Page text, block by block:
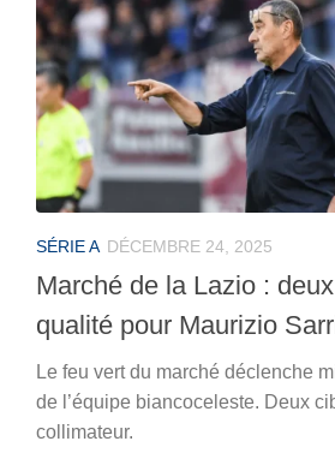
SÉRIE A DÉCEMBRE 24, 2025
Marché de la Lazio :
qualité pour Maurizio
Le feu vert du marché déclenche
de l’équipe biancoceleste. Deux
collimateur.